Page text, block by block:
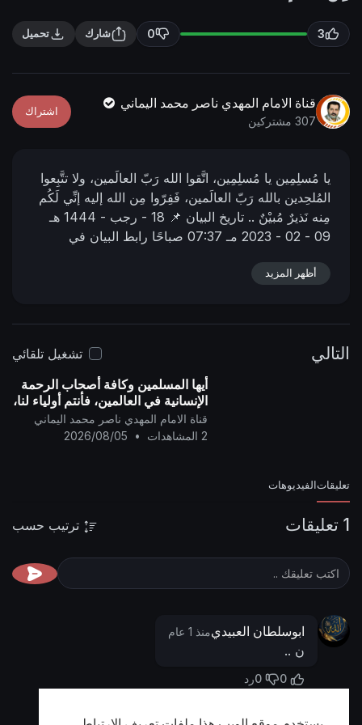
n
g
f
u
l
c
3
0 شارك تحميل
قناة الامام المهدي ناصر محمد اليماني
307 مشتركين
اشتراك
يا مُسلِمِين يا مُسلِمِين، اتَّقوا الله رَبّ العالَمين، ولا تتَّبِعوا
المُلحِدين بالله رَبّ العالَمين، فَفِرّوا مِن الله إليه إنِّي لَكُم
مِنه نَذيرٌ مُبيْنٌ .. تاريخ البيان 📌 18 - رجب - 1444 هـ
09 - 02 - 2023 مـ
07:37 صباحًا
رابط البيان في
alyamani.org/sh....owthread.php?p=40673
أظهر المزيد
التالي
تشغيل تلقائي
أيها المسلمين وكافة أصحاب الرحمة
الإنسانية في العالمين، فأنتم أولياء لنا،
وإن الشيطان (دونالد ترامب) عدو
للمسلمين..
قناة الامام المهدي ناصر محمد اليماني
2 المشاهدات
•
2026/08/05
تعليقات الفيديوهات
1 تعليقات ترتيب حسب
ابوسلطان العبيديمنذ 1 عام
ن ..
0
0رد